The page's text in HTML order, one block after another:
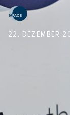
22. DEZEMBER